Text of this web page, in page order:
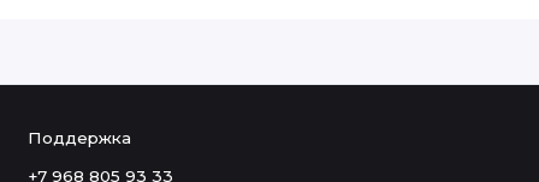
Поддержка
+7 968 805 93 33